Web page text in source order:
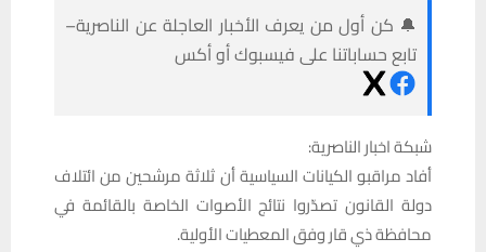
🔔 كن أول من يعرف الأخبار العاجلة عن الناصرية–
تابع حساباتنا على فيسبوك أو أكس
شبكة اخبار الناصرية:
أفاد مراقبو الكيانات السياسية أن ثلاثة مرشحين من ائتلاف
دولة القانون تصدّروا نتائج الأصوات الخاصة بالقائمة في
محافظة ذي قار وفق المعطيات الأولية.